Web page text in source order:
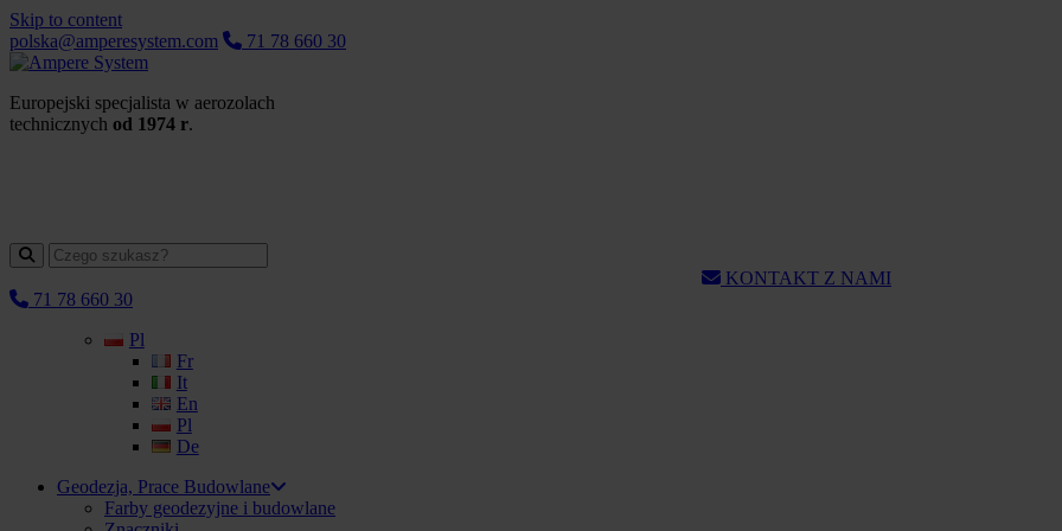
Skip to content
polska@amperesystem.com
71 78 660 30
Europejski specjalista w aerozolach
technicznych od 1974 r.
KONTAKT Z NAMI
71 78 660 30
Pl
Fr
It
En
Pl
De
Geodezja, Prace Budowlane
Farby geodezyjne i budowlane